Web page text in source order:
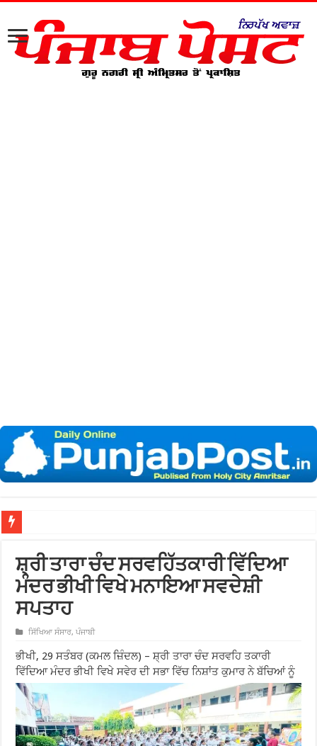
ਸ਼੍ਰੀ ਤਾਰਾ ਚੰਦ ਸਰਵਹਿੱਤਕਾਰੀ ਵਿੱਦਿਆ
ਮੰਦਰ ਭੀਖੀ ਵਿਖੇ ਮਨਾਇਆ ਸਵਦੇਸ਼ੀ
ਸਪਤਾਹ
ਸਿੱਖਿਆ ਸੰਸਾਰ,ਪੰਜਾਬੀ
ਭੀਖੀ, 29 ਸਤੰਬਰ (ਕਮਲ ਜ਼ਿੰਦਲ) – ਸ਼੍ਰੀ ਤਾਰਾ ਚੰਦ ਸਰਵਹਿ ਤਕਾਰੀ
ਵਿੱਦਿਆ ਮੰਦਰ ਭੀਖੀ ਵਿਖੇ ਸਵੇਰ ਦੀ ਸਭਾ ਵਿੱਚ ਨਿਸ਼ਾਂਤ ਕੁਮਾਰ ਨੇ ਬੱਚਿਆਂ ਨੂੰ